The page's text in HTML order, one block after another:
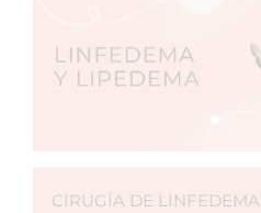
CIRUGÍA DE LINFEDEMA